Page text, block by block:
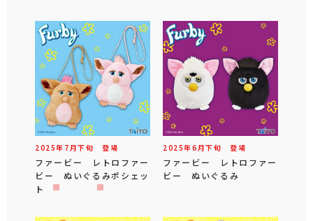
2025年 7 月下旬 登場
ファービー レトロファー
ビー ぬいぐるみポシェッ
ト
2025年6 月下旬 登場
ファービー レトロファー
ビー ぬいぐるみ